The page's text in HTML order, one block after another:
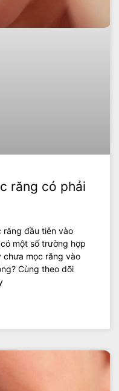
răng có phải
răng đầu tiên vào
một số trường hợp
chưa mọc răng vào
Cùng theo dõi